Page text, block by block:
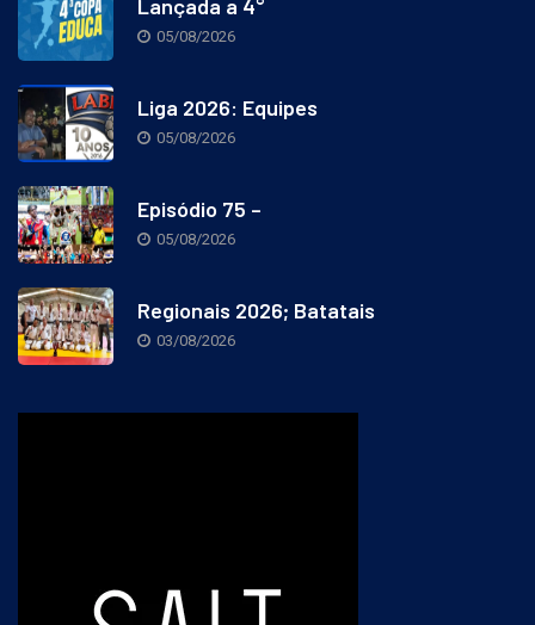
Lançada a 4°
05/08/2026
Liga 2026: Equipes
05/08/2026
Episódio 75 –
05/08/2026
Regionais 2026; Batatais
03/08/2026